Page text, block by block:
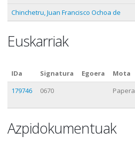
Chinchetru, Juan Francisco Ochoa de
Euskarriak
IDa Signatura Egoera Mota
179746
0670 Papera
Azpidokumentuak